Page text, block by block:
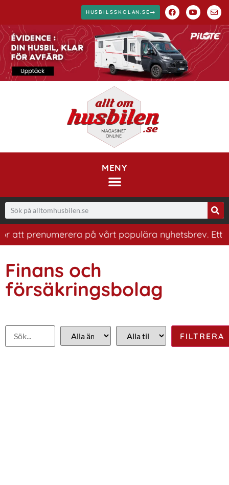
HUSBILSSKOLAN.SE
MENY
prenumerera på vårt populära nyhetsbrev. Ett bra
Finans och
försäkringsbolag